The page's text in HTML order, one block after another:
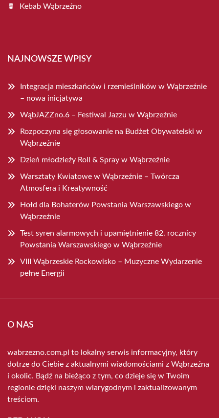
Kebab Wąbrzeźno
NAJNOWSZE WPISY
Integracja mieszkańców i rzemieślników w Wąbrzeźnie
– nowa inicjatywa
WąbJAZZno.6 – Festiwal Jazzu w Wąbrzeźnie
Rozpoczyna się głosowanie na Budżet Obywatelski w
Wąbrzeźnie
Dzień młodzieży Roll & Spray w Wąbrzeźnie
Warsztaty Kwiatowe w Wąbrzeźnie – Twórcza
Atmosfera i Kreatywność
Hołd dla Bohaterów Powstania Warszawskiego w
Wąbrzeźnie
Test syren alarmowych i upamiętnienie 82. rocznicy
Powstania Warszawskiego w Wąbrzeźnie
VIII Wąbrzeskie Rockowisko – Muzyczne Wydarzenie
pełne Energii
O NAS
wabrzezno.com.pl to lokalny serwis informacyjny, który
dotrze do Ciebie z aktualnymi wiadomościami z Wąbrzeźna
i okolic. Bądź na bieżąco z tym, co dzieje się w Twoim
regionie dzięki naszym wiarygodnym i zaktualizowanym
treściom.